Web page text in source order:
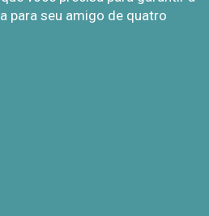
para seu amigo de quatro